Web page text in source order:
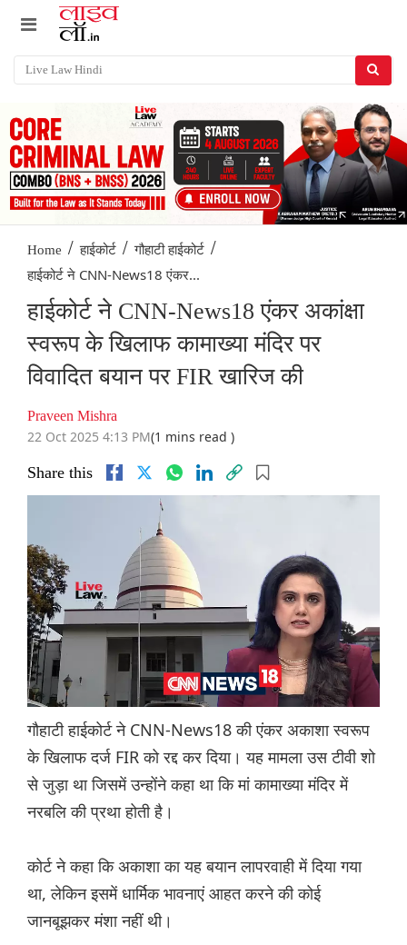
Home / हाईकोर्ट / गौहाटी हाईकोर्ट /
हाईकोर्ट ने CNN-News18 एंकर...
हाईकोर्ट ने CNN-News18 एंकर अकांक्षा
स्वरूप के खिलाफ कामाख्या मंदिर पर
विवादित बयान पर FIR खारिज की
Praveen Mishra
22 Oct 2025 4:13 PM(1 mins read )
Share this
गौहाटी हाईकोर्ट ने CNN-News18 की एंकर अकाशा स्वरूप
के खिलाफ दर्ज FIR को रद्द कर दिया। यह मामला उस टीवी शो
से जुड़ा था जिसमें उन्होंने कहा था कि मां कामाख्या मंदिर में
नरबलि की प्रथा होती है।
कोर्ट ने कहा कि अकाशा का यह बयान लापरवाही में दिया गया
था, लेकिन इसमें धार्मिक भावनाएं आहत करने की कोई
जानबूझकर मंशा नहीं थी।